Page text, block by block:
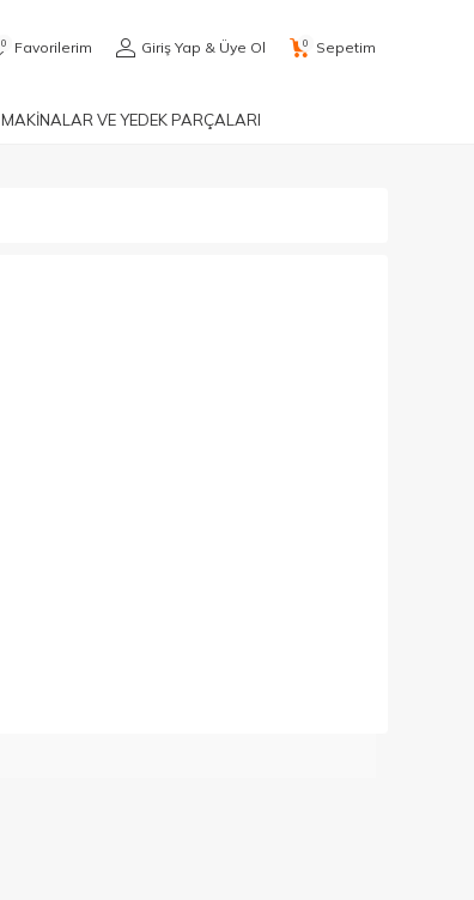
0 Favorilerim Giriş Yap & Üye Ol 0 Sepetim
MAKİNALAR VE YEDEK PARÇALARI